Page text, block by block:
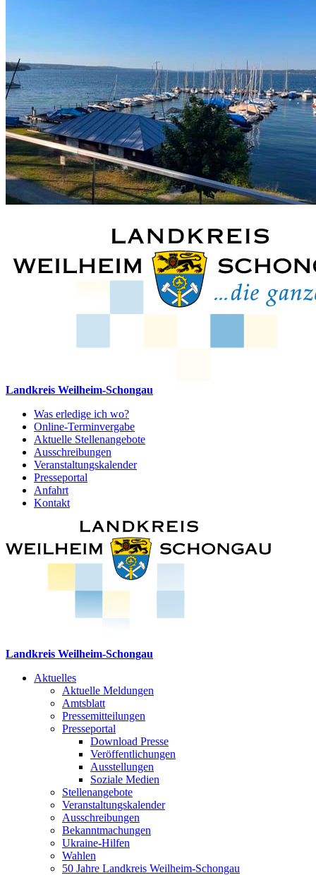
Landkreis Weilheim-Schongau
Was erledige ich wo?
Online-Terminvergabe
Aktuelle Stellenangebote
Ausschreibungen
Veranstaltungskalender
Presseportal
Anfahrt
Kontakt
Landkreis Weilheim-Schongau
Aktuelles
Aktuelle Meldungen
Amtsblatt
Pressemitteilungen
Presseportal
Download Presse
Veröffentlichungen
Ausstellungen
Soziale Medien
Stellenangebote
Veranstaltungskalender
Ausschreibungen
Bekanntmachungen
Ukraine-Hilfen
Wahlen
50 Jahre Landkreis Weilheim-Schongau